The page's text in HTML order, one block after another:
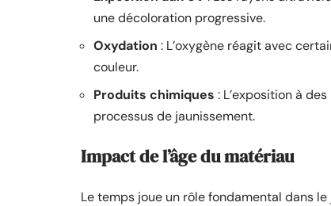
une décoloration progressive.
Oxydation : L’oxygène réagit avec
couleur.
Produits chimiques : L’exposition à
processus de jaunissement.
Impact de l’âge du matériau
Le temps joue un rôle fondamental dans